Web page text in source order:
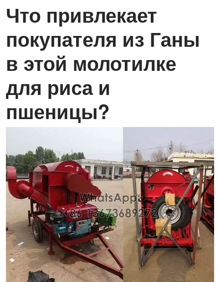
Что привлекает
покупателя из Ганы
в этой молотилке
для риса и
пшеницы?